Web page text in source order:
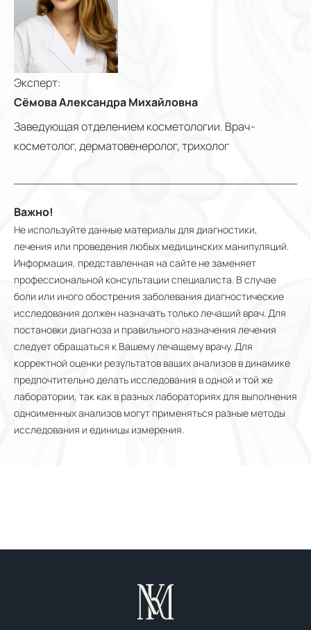
Эксперт:
Сёмова Александра Михайловна
Заведующая отделением косметологии. Врач-
косметолог, дерматовенеролог, трихолог
Важно!
Не используйте данные материалы для диагностики,
лечения или проведения любых медицинских манипуляций.
Информация, представленная на сайте не заменяет
профессиональной консультации специалиста. В случае
боли или иного обострения заболевания диагностические
исследования должен назначать только лечащий врач. Для
постановки диагноза и правильного назначения лечения
следует обращаться к Вашему лечащему врачу. Для
корректной оценки результатов ваших анализов в динамике
предпочтительно делать исследования в одной и той же
лаборатории, так как в разных лабораториях для выполнения
одноименных анализов могут применяться разные методы
исследования и единицы измерения.